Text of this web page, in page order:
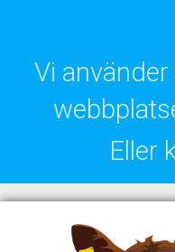
Vi
Eller